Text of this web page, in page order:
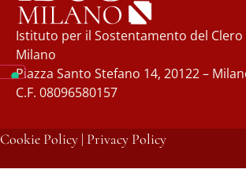
Istituto per il Sostentamento del Clero
Milano
Piazza Santo Stefano 14, 20122 –
C.F. 08096580157
Cookie Policy | Privacy Policy